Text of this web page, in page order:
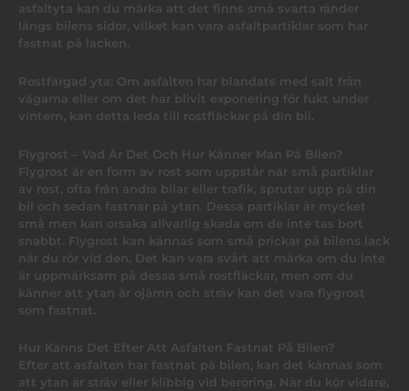
asfaltyta kan du märka att det finns små svarta ränder
längs bilens sidor, vilket kan vara asfaltpartiklar som har
fastnat på lacken.
Rostfärgad yta: Om asfalten har blandats med salt från
vägarna eller om det har blivit exponering för fukt under
vintern, kan detta leda till rostfläckar på din bil.
Flygrost – Vad Är Det Och Hur Känner Man På Bilen?
Flygrost är en form av rost som uppstår när små partiklar
av rost, ofta från andra bilar eller trafik, sprutar upp på din
bil och sedan fastnar på ytan. Dessa partiklar är mycket
små men kan orsaka allvarlig skada om de inte tas bort
snabbt. Flygrost kan kännas som små prickar på bilens lack
när du rör vid den. Det kan vara svårt att märka om du inte
är uppmärksam på dessa små rostfläckar, men om du
känner att ytan är ojämn och sträv kan det vara flygrost
som fastnat.
Hur Känns Det Efter Att Asfalten Fastnat På Bilen?
Efter att asfalten har fastnat på bilen, kan det kännas som
att ytan är sträv eller klibbig vid beröring. När du kör vidare,